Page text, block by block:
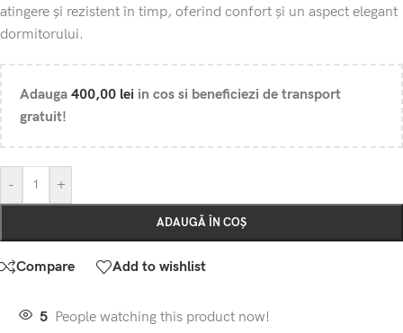
atingere și rezistent în timp, oferind confort și un aspect elegant
dormitorului.
Adauga 400,00 lei in cos si beneficiezi de transport
gratuit!
- +
ADAUGĂ ÎN COȘ
Compare Add to wishlist
5 People watching this product now!